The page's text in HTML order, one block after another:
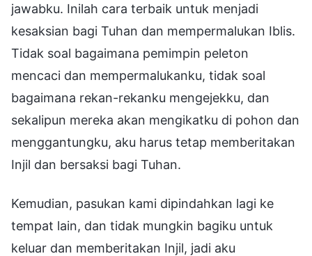
jawabku. Inilah cara terbaik untuk menjadi
kesaksian bagi Tuhan dan mempermalukan Iblis.
Tidak soal bagaimana pemimpin peleton
mencaci dan mempermalukanku, tidak soal
bagaimana rekan-rekanku mengejekku, dan
sekalipun mereka akan mengikatku di pohon dan
menggantungku, aku harus tetap memberitakan
Injil dan bersaksi bagi Tuhan.
Kemudian, pasukan kami dipindahkan lagi ke
tempat lain, dan tidak mungkin bagiku untuk
keluar dan memberitakan Injil, jadi aku